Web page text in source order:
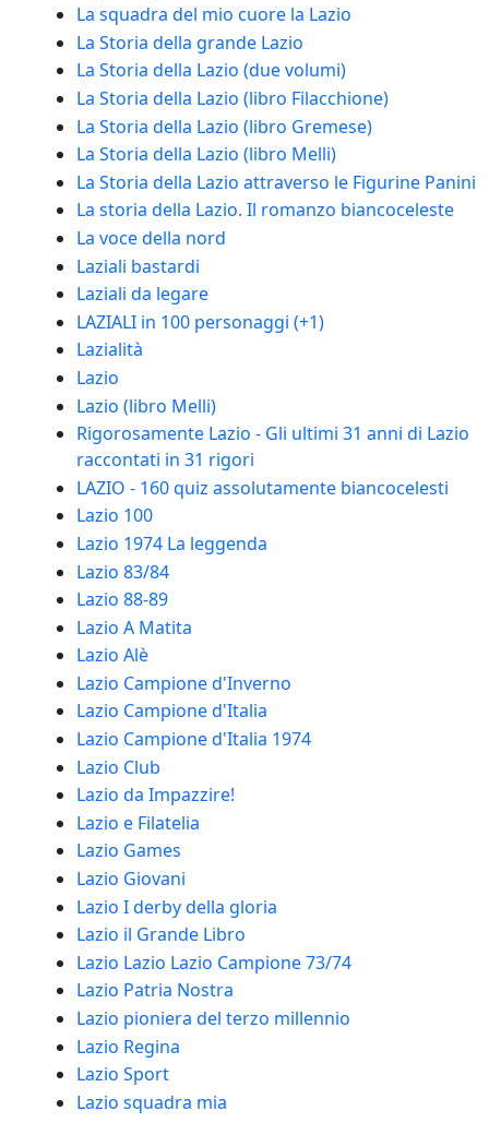
La squadra del mio cuore la Lazio
La Storia della grande Lazio
La Storia della Lazio (due volumi)
La Storia della Lazio (libro Filacchione)
La Storia della Lazio (libro Gremese)
La Storia della Lazio (libro Melli)
La Storia della Lazio attraverso le Figurine Panini
La storia della Lazio. Il romanzo biancoceleste
La voce della nord
Laziali bastardi
Laziali da legare
LAZIALI in 100 personaggi (+1)
Lazialità
Lazio
Lazio (libro Melli)
Rigorosamente Lazio - Gli ultimi 31 anni di Lazio
raccontati in 31 rigori
LAZIO - 160 quiz assolutamente biancocelesti
Lazio 100
Lazio 1974 La leggenda
Lazio 83/84
Lazio 88-89
Lazio A Matita
Lazio Alè
Lazio Campione d'Inverno
Lazio Campione d'Italia
Lazio Campione d'Italia 1974
Lazio Club
Lazio da Impazzire!
Lazio e Filatelia
Lazio Games
Lazio Giovani
Lazio I derby della gloria
Lazio il Grande Libro
Lazio Lazio Lazio Campione 73/74
Lazio Patria Nostra
Lazio pioniera del terzo millennio
Lazio Regina
Lazio Sport
Lazio squadra mia